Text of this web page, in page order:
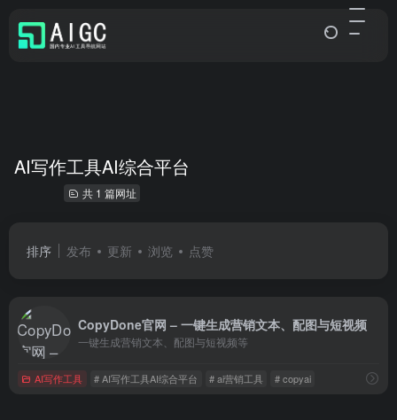
AI写作工具AI综合平台
共 1 篇网址
排序 发布 更新 浏览 点赞
CopyDone官网 – 一键生成营销文本、配图与短视频
一键生成营销文本、配图与短视频等
AI写作工具 # AI写作工具AI综合平台 # ai营销工具 # copyai